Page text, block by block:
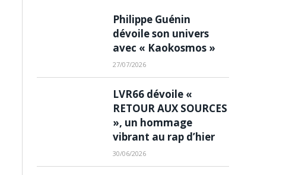
Philippe Guénin
dévoile son univers
avec « Kaokosmos »
27/07/2026
LVR66 dévoile «
RETOUR AUX SOURCES
», un hommage
vibrant au rap d’hier
30/06/2026